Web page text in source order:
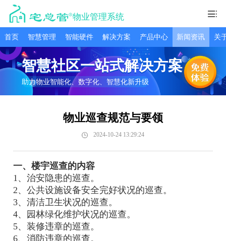
物业管理系统
首页 智慧管理 智能硬件 解决方案 产品中心 新闻资讯 关
智慧社区一站式解决方案
助力物业智能化、数字化、智慧化新升级
物业巡查规范与要领
2024-10-24 13:29:24
一、楼宇巡查的内容
1、治安隐患的巡查。
2、公共设施设备安全完好状况的巡查。
3、清洁卫生状况的巡查。
4、园林绿化维护状况的巡查。
5、装修违章的巡查。
6、消防违章的巡查。